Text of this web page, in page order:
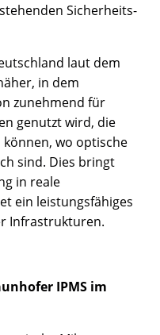
Sicherheits-
laut dem
in dem
zunehmend für
genutzt wird, die
wo optische
sind. Dies bringt
in reale
ein leistungsfähiges
Infrastrukturen.
IPMS im